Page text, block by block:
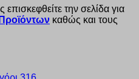
την σελίδα για
καθώς και τους